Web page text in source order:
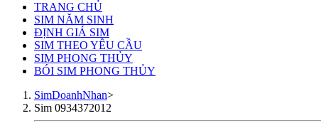
TRANG CHỦ
SIM NĂM SINH
ĐỊNH GIÁ SIM
SIM THEO YÊU CẦU
SIM PHONG THỦY
BÓI SIM PHONG THỦY
SimDoanhNhan>
Sim 0934372012